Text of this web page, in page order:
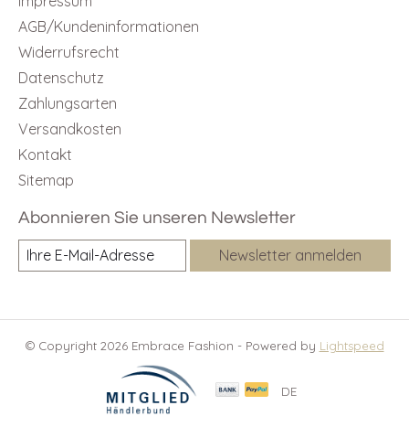
AGB/Kundeninformationen
Widerrufsrecht
Datenschutz
Zahlungsarten
Versandkosten
Kontakt
Sitemap
Abonnieren Sie unseren Newsletter
Newsletter anmelden
© Copyright 2026 Embrace Fashion - Powered by Lightspeed
DE